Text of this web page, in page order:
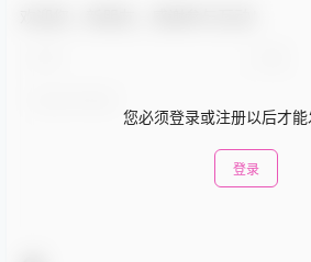
您必须登录或注册以后才
登录